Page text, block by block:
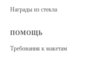
Награды из стекла
ПОМОЩЬ
Требования к макетам